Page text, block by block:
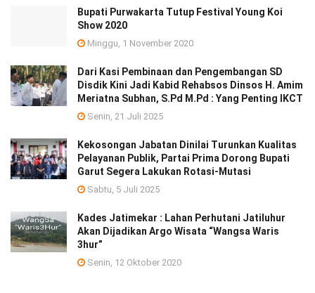
Bupati Purwakarta Tutup Festival Young Koi
Show 2020
Minggu, 1 November 2020
Dari Kasi Pembinaan dan Pengembangan SD
Disdik Kini Jadi Kabid Rehabsos Dinsos H. Amim
Meriatna Subhan, S.Pd M.Pd : Yang Penting IKCT
Senin, 21 Juli 2025
Kekosongan Jabatan Dinilai Turunkan Kualitas
Pelayanan Publik, Partai Prima Dorong Bupati
Garut Segera Lakukan Rotasi-Mutasi
Sabtu, 5 Juli 2025
Kades Jatimekar : Lahan Perhutani Jatiluhur
Akan Dijadikan Argo Wisata “Wangsa Waris
3hur”
Senin, 12 Oktober 2020